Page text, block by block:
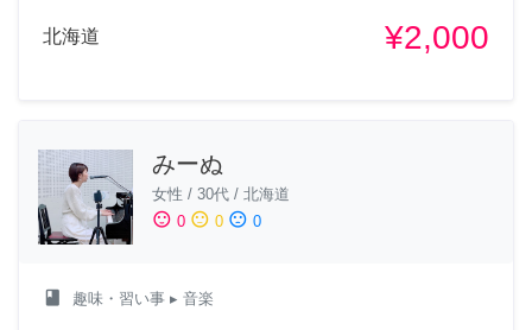
北海道 ¥2,000
みーぬ
女性 / 30代 / 北海道
sentiment_satisfied 0 sentiment_neutral 0 sentiment_dissatisfied 0
class 趣味・習い事 ▸ 音楽